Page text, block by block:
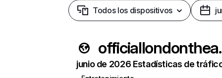
Todos los dispositivos
junio de 2026 Estadísticas de